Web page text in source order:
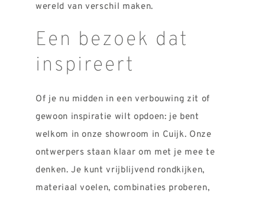
wereld van verschil maken.
Een bezoek dat
inspireert
Of je nu midden in een verbouwing zit of
gewoon inspiratie wilt opdoen: je bent
welkom in onze showroom in Cuijk. Onze
ontwerpers staan klaar om met je mee te
denken. Je kunt vrijblijvend rondkijken,
materiaal voelen, combinaties proberen,